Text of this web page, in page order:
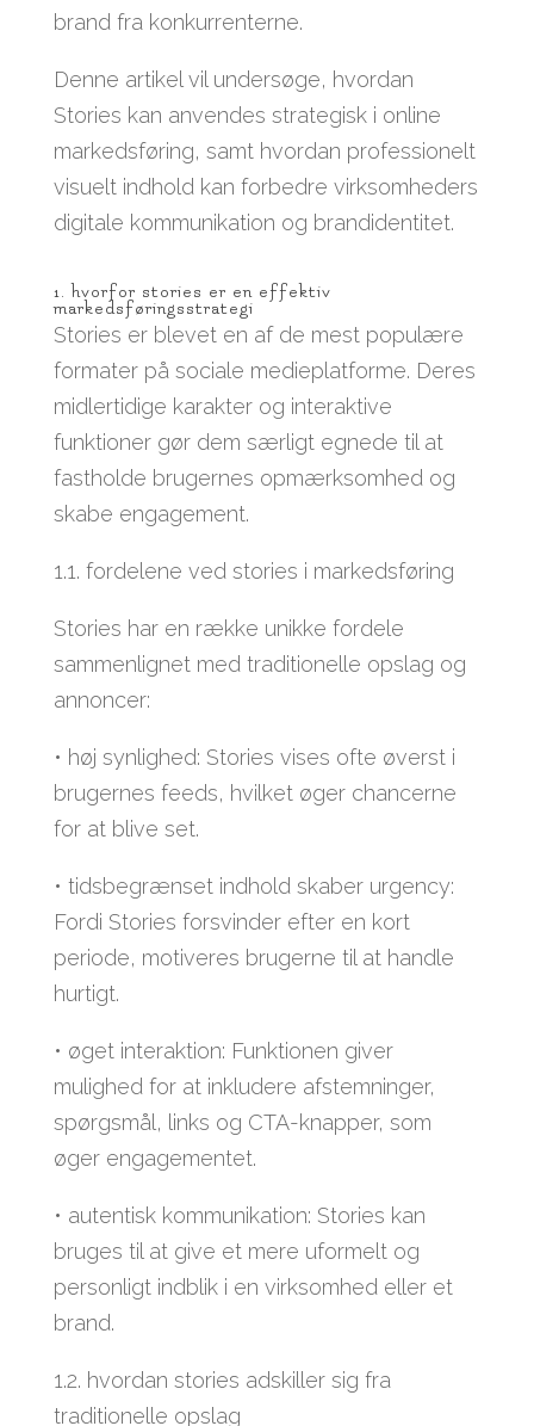
brand fra konkurrenterne.
Denne artikel vil undersøge, hvordan
Stories kan anvendes strategisk i online
markedsføring, samt hvordan professionelt
visuelt indhold kan forbedre virksomheders
digitale kommunikation og brandidentitet.
1. hvorfor stories er en effektiv
markedsføringsstrategi
Stories er blevet en af de mest populære
formater på sociale medieplatforme. Deres
midlertidige karakter og interaktive
funktioner gør dem særligt egnede til at
fastholde brugernes opmærksomhed og
skabe engagement.
1.1. fordelene ved stories i markedsføring
Stories har en række unikke fordele
sammenlignet med traditionelle opslag og
annoncer:
• høj synlighed: Stories vises ofte øverst i
brugernes feeds, hvilket øger chancerne
for at blive set.
• tidsbegrænset indhold skaber urgency:
Fordi Stories forsvinder efter en kort
periode, motiveres brugerne til at handle
hurtigt.
• øget interaktion: Funktionen giver
mulighed for at inkludere afstemninger,
spørgsmål, links og CTA-knapper, som
øger engagementet.
• autentisk kommunikation: Stories kan
bruges til at give et mere uformelt og
personligt indblik i en virksomhed eller et
brand.
1.2. hvordan stories adskiller sig fra
traditionelle opslag